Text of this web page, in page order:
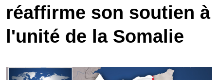
réaffirme son soutien à
l'unité de la Somalie